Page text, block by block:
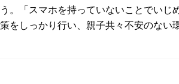
。「スマホを持っていないことでい
をしっかり行い、親子共々不安のない